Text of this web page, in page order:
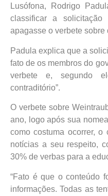
Lusófona, Rodrigo
classificar a
apagasse o verbete sobre
Padula explica que a
fato de os membros do
verbete e, segundo
contraditório”.
O verbete sobre
ano, logo após sua
como costuma ocorrer, o
notícias a seu respeito,
30% de verbas para a
“Fato é que o conteúdo
informações. Todas as